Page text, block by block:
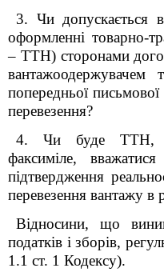
3. Чи допускається
оформленні товарно-
– ТТН) сторонами
вантажоодержувачем
попередньої
перевезення?
4. Чи буде ТТН,
факсиміле,
підтвердження
перевезення вантажу в
Відносини, що
податків і зборів,
1.1 ст. 1 Кодексу).